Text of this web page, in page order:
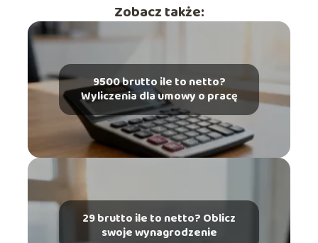
Zobacz także:
9500 brutto ile to netto?
Wyliczenia dla umowy o pracę
29 brutto ile to netto? Oblicz
swoje wynagrodzenie